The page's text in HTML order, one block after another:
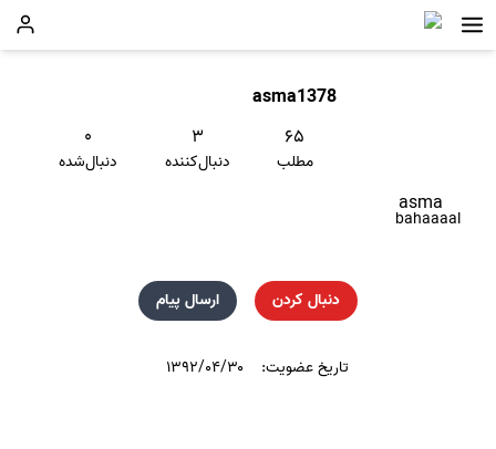
asma1378
۶۵
مطلب
۳
دنبال‌کننده
۰
دنبال‌شده
asma
bahaaaal
دنبال کردن ارسال پیام
تاریخ عضویت: ۱۳۹۲/۰۴/۳۰